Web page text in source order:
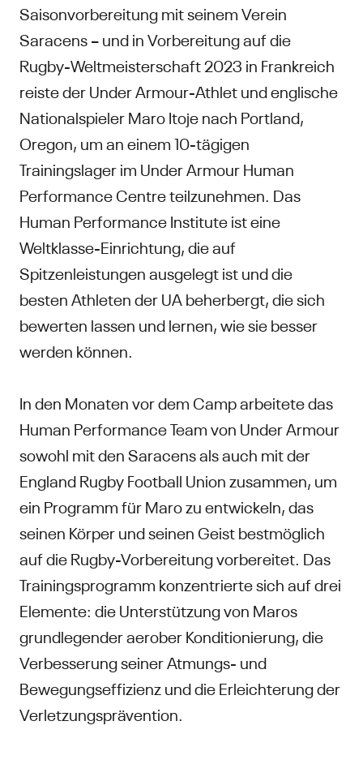
Saisonvorbereitung mit seinem Verein
Saracens – und in Vorbereitung auf die
Rugby-Weltmeisterschaft 2023 in Frankreich
reiste der Under Armour-Athlet und englische
Nationalspieler Maro Itoje nach Portland,
Oregon, um an einem 10-tägigen
Trainingslager im Under Armour Human
Performance Centre teilzunehmen. Das
Human Performance Institute ist eine
Weltklasse-Einrichtung, die auf
Spitzenleistungen ausgelegt ist und die
besten Athleten der UA beherbergt, die sich
bewerten lassen und lernen, wie sie besser
werden können.
In den Monaten vor dem Camp arbeitete das
Human Performance Team von Under Armour
sowohl mit den Saracens als auch mit der
England Rugby Football Union zusammen, um
ein Programm für Maro zu entwickeln, das
seinen Körper und seinen Geist bestmöglich
auf die Rugby-Vorbereitung vorbereitet. Das
Trainingsprogramm konzentrierte sich auf drei
Elemente: die Unterstützung von Maros
grundlegender aerober Konditionierung, die
Verbesserung seiner Atmungs- und
Bewegungseffizienz und die Erleichterung der
Verletzungsprävention.